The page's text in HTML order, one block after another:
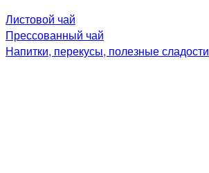
Листовой чай
Прессованный чай
Напитки, перекусы, полезные сладости